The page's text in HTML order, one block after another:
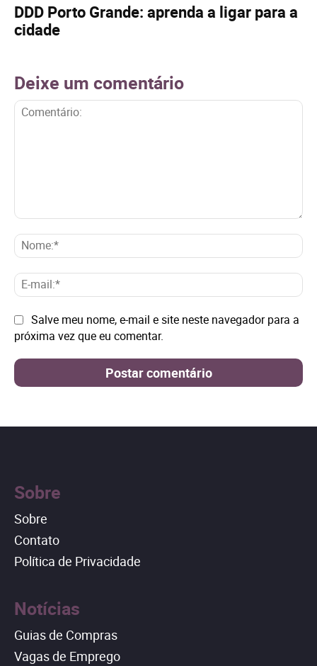
DDD Porto Grande: aprenda a ligar para a
cidade
Deixe um comentário
E-
Site: Salve meu nome, e-mail e site neste navegador para a
próxima vez que eu comentar.
Sobre
Sobre
Contato
Política de Privacidade
Notícias
Guias de Compras
Vagas de Emprego